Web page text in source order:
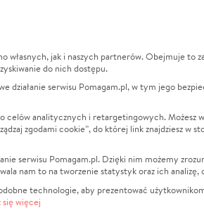
O nas
Opinie
Raporty
Za darmo
Dla NGO
Fundacja Pomagam.pl
Pożar
Sport
własnych, jak i naszych partnerów. Obejmuje
do nich dostępu.
serwisu Pomagam.pl, w tym jego
celów analitycznych i retargetingowych. Możesz
zgodami cookie”, do której link znajdziesz w
serwisu Pomagam.pl. Dzięki nim możemy
nam to na tworzenie statystyk oraz ich analizę,
technologie, aby prezentować
się więcej